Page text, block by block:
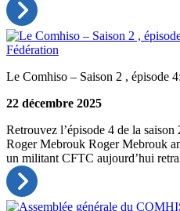
Fédération
Le Comhiso – Saison 2 , épisode
22 décembre 2025
Retrouvez l’épisode 4 de la
Roger Mebrouk Roger Mebrouk
un militant CFTC aujourd’hui